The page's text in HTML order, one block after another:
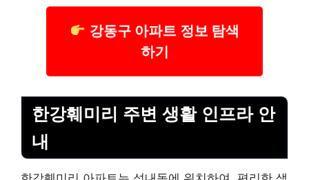
강동구 아파트 정보 탐색
하기
한강훼미리 주변 생활 인프라 안
내